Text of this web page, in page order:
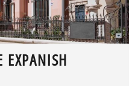
EXPANISH